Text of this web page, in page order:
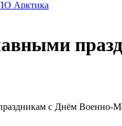
с Днём Военно-